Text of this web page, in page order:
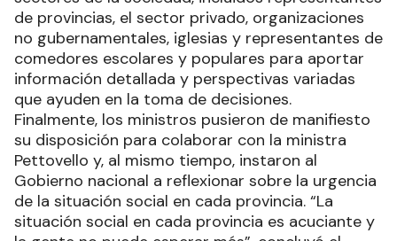
de provincias, el sector privado, organizaciones
no gubernamentales, iglesias y representantes de
comedores escolares y populares para aportar
información detallada y perspectivas variadas
que ayuden en la toma de decisiones.
Finalmente, los ministros pusieron de manifiesto
su disposición para colaborar con la ministra
Pettovello y, al mismo tiempo, instaron al
Gobierno nacional a reflexionar sobre la urgencia
de la situación social en cada provincia. “La
situación social en cada provincia es acuciante y